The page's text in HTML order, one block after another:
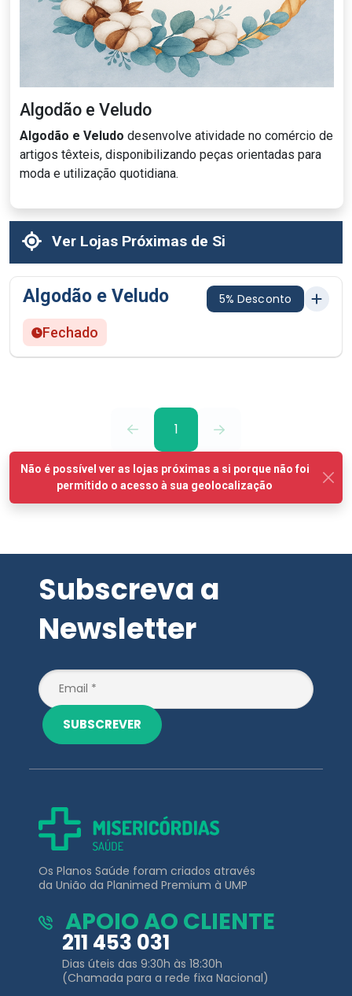
Algodão e Veludo
Algodão e Veludo desenvolve atividade no comércio de
artigos têxteis, disponibilizando peças orientadas para
moda e utilização quotidiana.
Ver Lojas Próximas de Si
Algodão e Veludo 5% Desconto
Fechado
1
Newsletter
Os Planos Saúde foram criados através
da União da Planimed Premium à UMP
APOIO AO CLIENTE
211 453 031
(Chamada para a rede fixa Nacional)
EMAIL
clientes@misericordiassaude.pt